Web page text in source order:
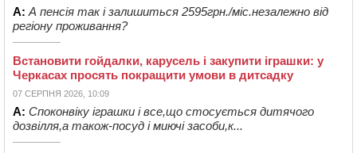
А: А пенсія так і залишиться 2595грн./міс.незалежно від
регіону проживання?
Встановити гойдалки, карусель і закупити іграшки: у
Черкасах просять покращити умови в дитсадку
07 СЕРПНЯ 2026, 10:09
А: Споконвіку іграшки і все,що стосується дитячого
дозвілля,а також-посуд і миючі засоби,к...